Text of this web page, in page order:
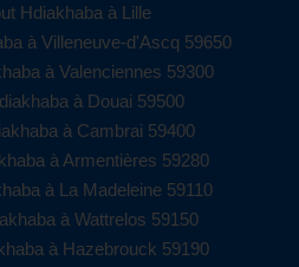
Hdiakhaba à Lille
à Villeneuve-d'Ascq 59650
à Valenciennes 59300
à Douai 59500
à Cambrai 59400
à Armentières 59280
à La Madeleine 59110
à Wattrelos 59150
à Hazebrouck 59190